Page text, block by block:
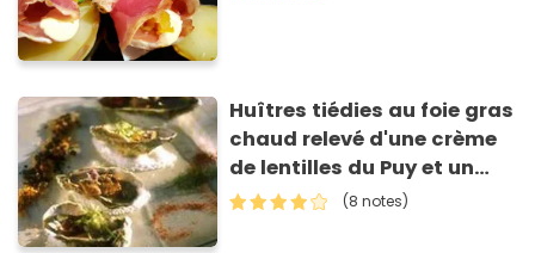
Huîtres tiédies au foie gras
chaud relevé d'une crème
de lentilles du Puy et un
coulis de cerfeuil
(8 notes)